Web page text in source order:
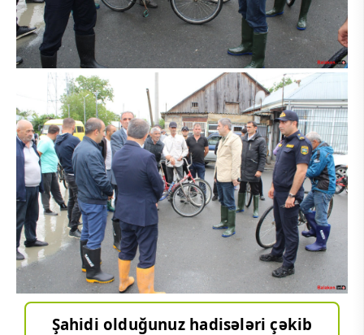
Şahidi olduğunuz hadisələri çəkib